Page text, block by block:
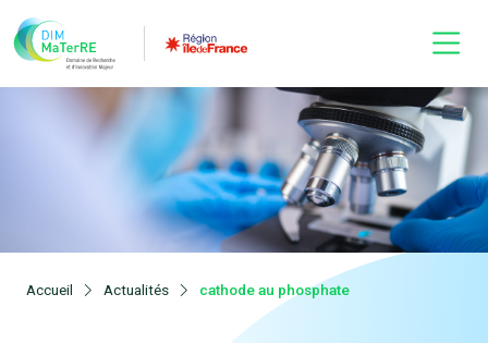
Accueil Actualités cathode au phosphate